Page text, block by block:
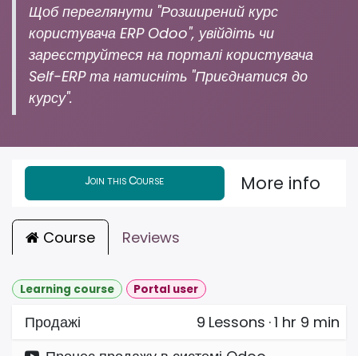
Щоб переглянути "Розширений курс
користувача ERP Odoo", увійдіть чи
зареєструйтеся на порталі користувача
Self-ERP та натисніть "Приєднатися до
курсу".
Join this Course More info
Course Reviews
Learning course Portal user
Продажі 9 Lessons ·1 hr 9 min